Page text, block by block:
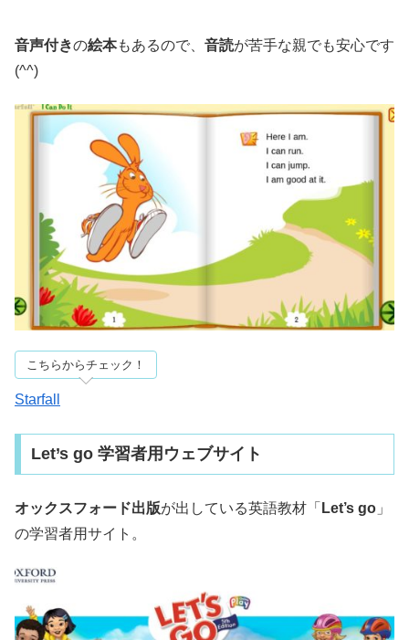
音声付きの絵本もあるので、 音読が苦手な親でも安心です
(^^)
こちらからチェック！
Starfall
Let’s go 学習者用ウェブサイト
オックスフォード出版が出している英語教材「 Let’s go 」
の学習者用サイト。